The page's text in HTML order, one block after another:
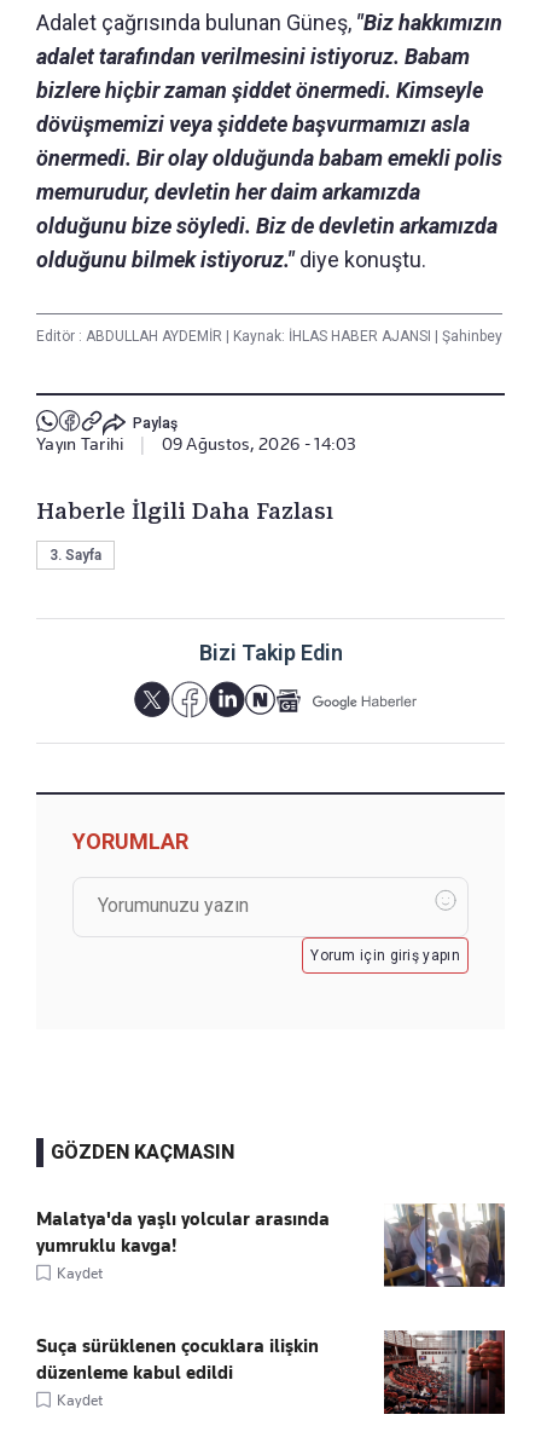
Adalet çağrısında bulunan Güneş, "Biz hakkımızın
adalet tarafından verilmesini istiyoruz. Babam
bizlere hiçbir zaman şiddet önermedi. Kimseyle
dövüşmemizi veya şiddete başvurmamızı asla
önermedi. Bir olay olduğunda babam emekli polis
memurudur, devletin her daim arkamızda
olduğunu bize söyledi. Biz de devletin arkamızda
olduğunu bilmek istiyoruz."diye konuştu.
Editör : ABDULLAH AYDEMİR Kaynak: İHLAS HABER AJANSI Şahinbey
Paylaş
Yayın Tarihi 09 Ağustos, 2026 - 14:03
Haberle İlgili Daha Fazlası
3. Sayfa
Bizi Takip Edin
YORUMLAR
Yorum için giriş yapın
GÖZDEN KAÇMASIN
Malatya'da yaşlı yolcular arasında
yumruklu kavga!
Kaydet
Suça sürüklenen çocuklara ilişkin
düzenleme kabul edildi
Kaydet